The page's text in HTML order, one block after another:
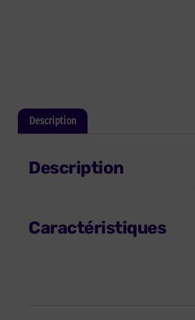
Description
Description
Caractéristiques